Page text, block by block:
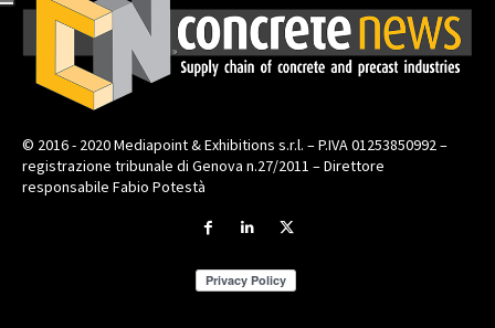
© 2016 - 2020 Mediapoint & Exhibitions s.r.l. – P.IVA 01253850992 –
registrazione tribunale di Genova n.27/2011 – Direttore
responsabile Fabio Potestà